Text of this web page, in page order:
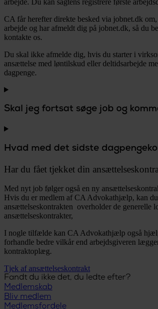
CA får herefter direkte besked via jobnet.dk om,
arbejde og har afmeldt dig på jobnet.dk, så du
kontakte os.
Du skal ikke afmelde dig, hvis du starter i
ansættelse med løntilskud eller deltidsarbejde
dagpenge.
Skal jeg fortsat søge job og
Hvad med det sidste
Har du fået tjekket din
Med nyt job følger også en ny
Hvis du er medlem af CA Advokathjælp, kan
ansættelseskontrakten overholder de generelle
ansættelseskontrakter,
I nogle tilfælde kan CA Advokathjælp også
forhandle bedre vilkår end arbejdsgiveren
kontraktoplæg.
Tjek af ansættelseskontrakt
Fandt du ikke det, du ledte efter?
Medlemskab
Bliv medlem
Medlemsfordele